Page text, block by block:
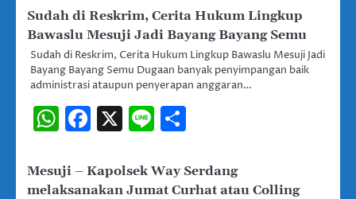
Sudah di Reskrim, Cerita Hukum Lingkup
Bawaslu Mesuji Jadi Bayang Bayang Semu
Sudah di Reskrim, Cerita Hukum Lingkup Bawaslu Mesuji Jadi
Bayang Bayang Semu Dugaan banyak penyimpangan baik
administrasi ataupun penyerapan anggaran…
WhatsApp
Facebook
X Line
Mesuji – Kapolsek Way Serdang
melaksanakan Jumat Curhat atau Colling